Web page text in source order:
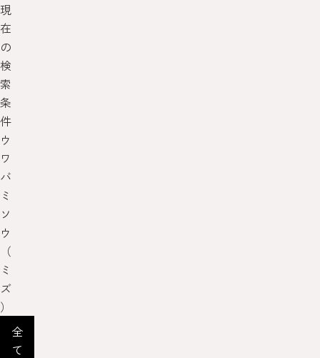
現
在
の
検
索
条
件
ウ
ワ
バ
ミ
ソ
ウ
（
ミ
ズ
）
全
て